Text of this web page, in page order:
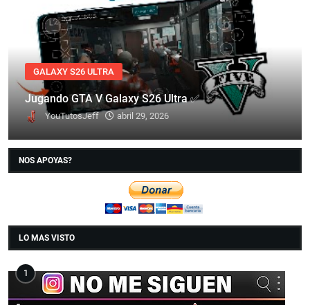
GALAXY S26 ULTRA
Jugando GTA V Galaxy S26 Ultra ✅
YouTutosJeff abril 29, 2026
NOS APOYAS?
LO MAS VISTO